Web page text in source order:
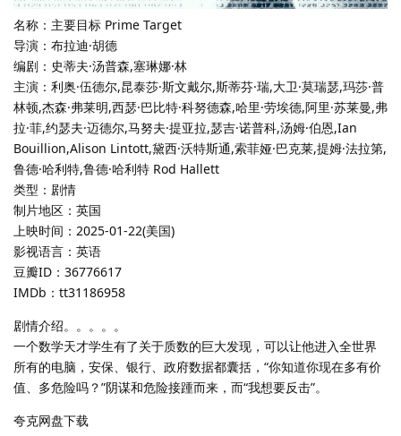
名称：主要目标 Prime Target
导演：布拉迪·胡德
编剧：史蒂夫·汤普森,塞琳娜·林
主演：利奥·伍德尔,昆泰莎·斯文戴尔,斯蒂芬·瑞,大卫·莫瑞瑟,玛莎·普
林顿,杰森·弗莱明,西瑟·巴比特·科努德森,哈里·劳埃德,阿里·苏莱曼,弗
拉·菲,约瑟夫·迈德尔,马努夫·提亚拉,瑟吉·诺普科,汤姆·伯恩,Ian
Bouillion,Alison Lintott,黛西·沃特斯通,索菲娅·巴克莱,提姆·法拉第,
鲁德·哈利特,鲁德·哈利特 Rod Hallett
类型：剧情
制片地区：英国
上映时间：2025-01-22(美国)
影视语言：英语
豆瓣ID：36776617
IMDb：tt31186958
剧情介绍。。。。。
一个数学天才学生有了关于质数的巨大发现，可以让他进入全世界
所有的电脑，安保、银行、政府数据都囊括，“你知道你现在多有价
值、多危险吗？”阴谋和危险接踵而来，而“我想要反击”。
夸克网盘下载